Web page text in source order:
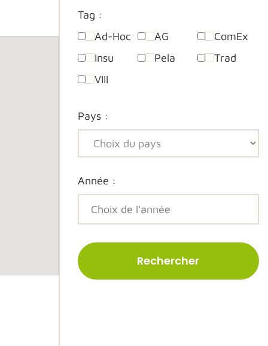
Tag :
Ad-Hoc
AG
ComEx
Insu
Pela
Trad
VIII
Pays :
Année :
Rechercher